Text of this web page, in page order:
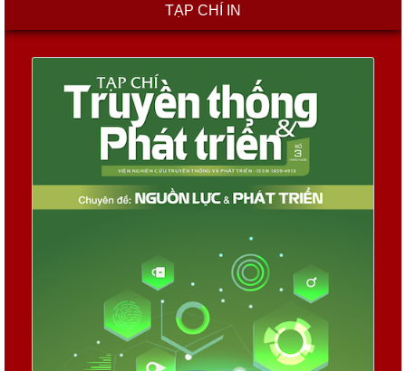
TẠP CHÍ IN